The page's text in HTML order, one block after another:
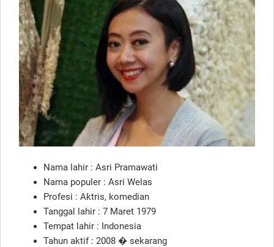
Nama lahir : Asri Pramawati
Nama populer : Asri Welas
Profesi : Aktris, komedian
Tanggal lahir : 7 Maret 1979
Tempat lahir : Indonesia
Tahun aktif : 2008 � sekarang